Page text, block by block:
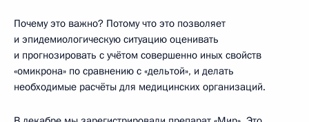
Почему это важно? Потому что это позволяет
и эпидемиологическую ситуацию оценивать
и прогнозировать с учётом совершенно иных свойств
«омикрона» по сравнению с «дельтой», и делать
необходимые расчёты для медицинских организаций.